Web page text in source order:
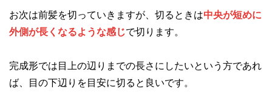
お次は前髪を切っていきますが、切るときは中央が短めに
外側が長くなるような感じで切ります。
完成形では目上の辺りまでの長さにしたいという方であれ
ば、目の下辺りを目安に切ると良いです。